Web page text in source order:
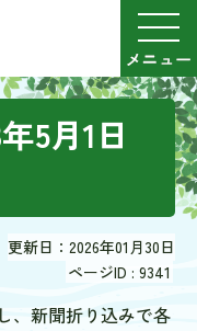
5月1日
更新日：2026年01月30日
ページID : 9341
、新聞折り込みで各